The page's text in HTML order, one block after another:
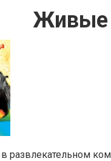
Живые
в развлекательном